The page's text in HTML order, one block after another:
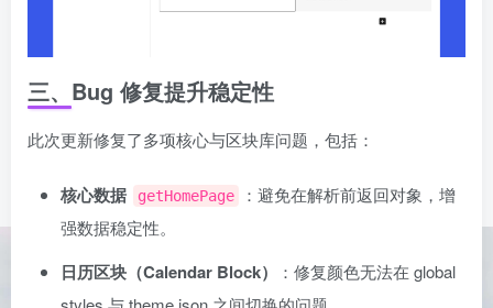
三、Bug 修复提升稳定性
此次更新修复了多项核心与区块库问题，包括：
核心数据 getHomePage
：避免在解析前返回对象，增
强数据稳定性。
日历区块（Calendar Block）
：修复颜色无法在 global